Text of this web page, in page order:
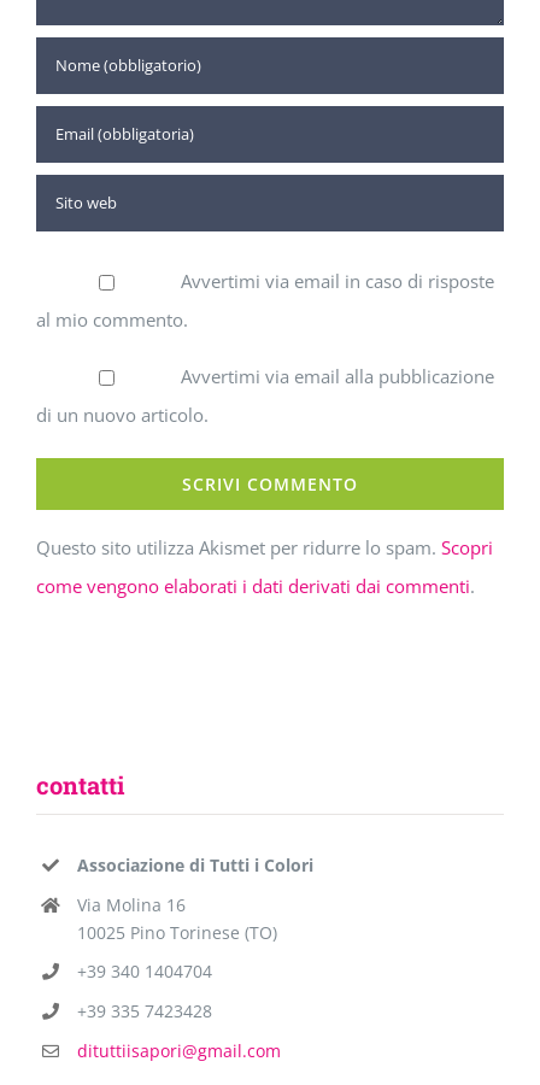
Avvertimi via email in caso di risposte
al mio commento.
Avvertimi via email alla pubblicazione
di un nuovo articolo.
Questo sito utilizza Akismet per ridurre lo spam. Scopri
come vengono elaborati i dati derivati dai commenti.
contatti
Associazione di Tutti i Colori
Via Molina 16
10025 Pino Torinese (TO)
+39 340 1404704
+39 335 7423428
dituttiisapori@gmail.com